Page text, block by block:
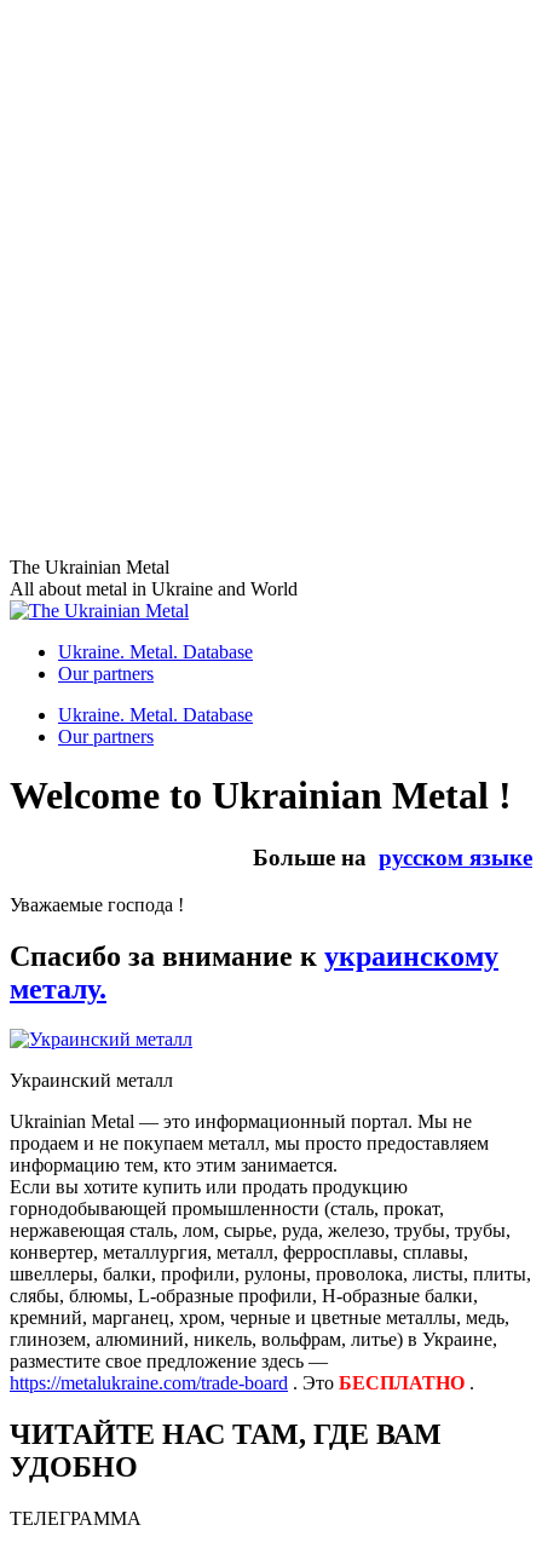
Skip
to
content
The Ukrainian Metal
All about metal in Ukraine and World
Ukraine. Metal. Database
Our partners
Ukraine. Metal. Database
Our partners
Welcome to Ukrainian Metal !
Больше на русском языке
Уважаемые господа !
Спасибо за внимание к украинскому
металу.
Украинский металл
Ukrainian Metal — это информационный портал. Мы не
продаем и не покупаем металл, мы просто предоставляем
информацию тем, кто этим занимается.
Если вы хотите купить или продать продукцию
горнодобывающей промышленности (сталь, прокат,
нержавеющая сталь, лом, сырье, руда, железо, трубы, трубы,
конвертер, металлургия, металл, ферросплавы, сплавы,
швеллеры, балки, профили, рулоны, проволока, листы, плиты,
слябы, блюмы, L-образные профили, H-образные балки,
кремний, марганец, хром, черные и цветные металлы, медь,
глинозем, алюминий, никель, вольфрам, литье) в Украине,
разместите свое предложение здесь —
https://metalukraine.com/trade-board . Это БЕСПЛАТНО .
ЧИТАЙТЕ НАС ТАМ, ГДЕ ВАМ
УДОБНО
ТЕЛЕГРАММА